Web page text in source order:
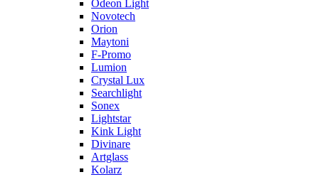
Odeon Light
Novotech
Orion
Maytoni
F-Promo
Lumion
Crystal Lux
Searchlight
Sonex
Lightstar
Kink Light
Divinare
Artglass
Kolarz